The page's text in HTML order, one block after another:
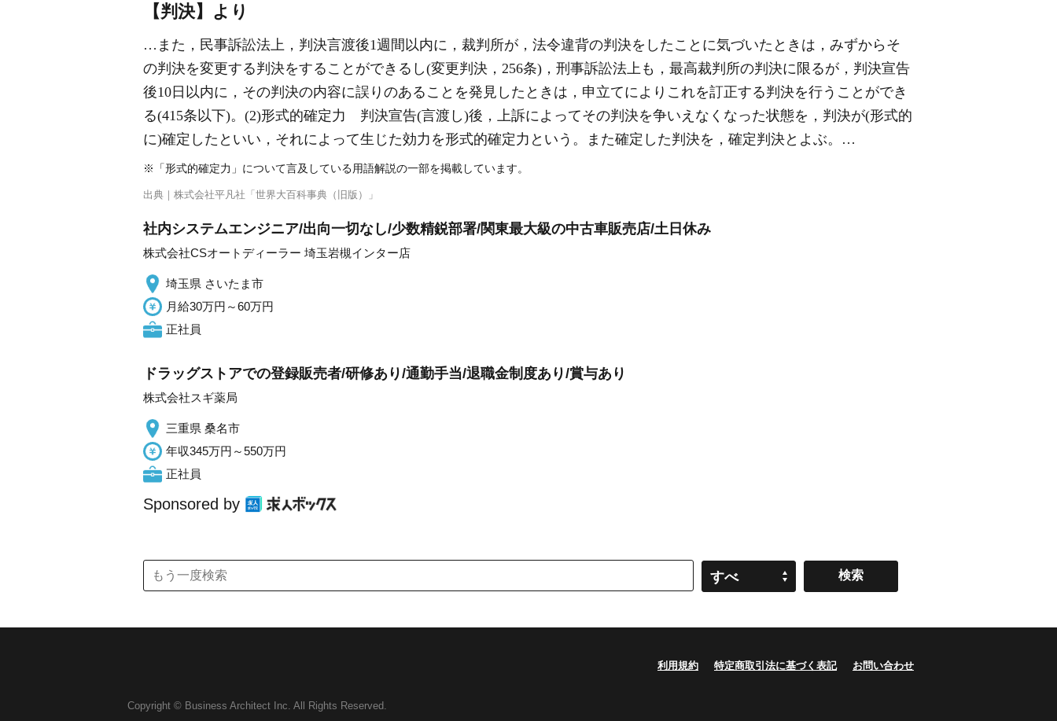
【判決】より
…また，民事訴訟法上，判決言渡後1週間以内に，裁判所が，法令違背の判決をしたことに気づいたときは，みずからそ
の判決を変更する判決をすることができるし(変更判決，256条)，刑事訴訟法上も，最高裁判所の判決に限るが，判決宣告
後10日以内に，その判決の内容に誤りのあることを発見したときは，申立てによりこれを訂正する判決を行うことができ
る(415条以下)。(2)形式的確定力 判決宣告(言渡し)後，上訴によってその判決を争いえなくなった状態を，判決が(形式的
に)確定したといい，それによって生じた効力を形式的確定力という。また確定した判決を，確定判決とよぶ。…
※「形式的確定力」について言及している用語解説の一部を掲載しています。
出典｜ 株式会社平凡社「世界大百科事典（旧版）」
社内システムエンジニア/出向一切なし/少数精鋭部署/関東最大級の中古車販売店/土日休み
株式会社CSオートディーラー 埼玉岩槻インター店
埼玉県 さいたま市
月給30万円～60万円
正社員
ドラッグストアでの登録販売者/研修あり/通勤手当/退職金制度あり/賞与あり
株式会社スギ薬局
三重県 桑名市
年収345万円～550万円
正社員
Sponsored by
すべ
利用規約 特定商取引法に基づく表記 お問い合わせ
Copyright © Business Architect Inc. All Rights Reserved.